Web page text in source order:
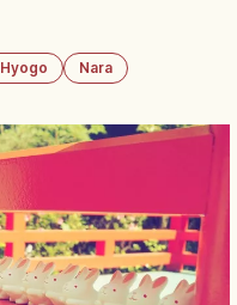
Hyogo
Nara